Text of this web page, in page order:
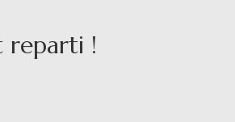
reparti !